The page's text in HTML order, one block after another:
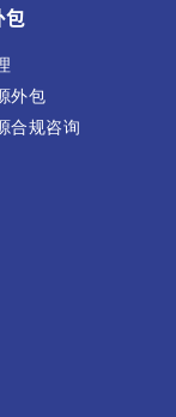
包
外包
合规咨询